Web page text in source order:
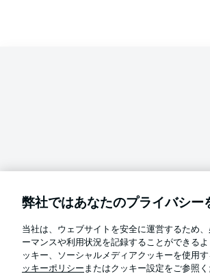
言語をお選
日本語
Football as it's meant to be
弊社ではあなたのプライバシー
当社は、ウェブサイトを安全に運営するため
ーマンスや利用状況を記録することができる
ッキー、ソーシャルメディアクッキーを使用
ッキーポリシー またはクッキー設定をご参照く